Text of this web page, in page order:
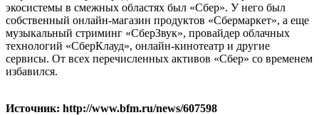
экосистемы в смежных областях был «Сбер». У него был
собственный онлайн-магазин продуктов «Сбермаркет», а еще
музыкальный стриминг «СберЗвук», провайдер облачных
технологий «СберКлауд», онлайн-кинотеатр и другие
сервисы. От всех перечисленных активов «Сбер» со временем
избавился.
Источник: http://www.bfm.ru/news/607598